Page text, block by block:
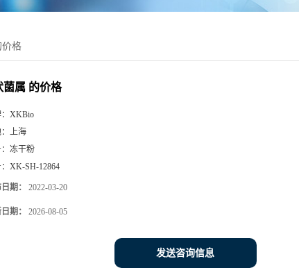
价格
菌属 的价格
XKBio
上海
冻干粉
XK-SH-12864
期： 2022-03-20
期： 2026-08-05
发送咨询信息